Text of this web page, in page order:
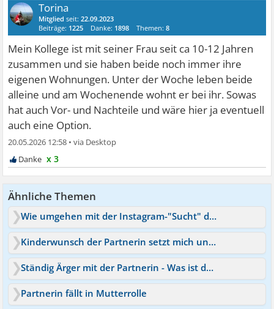
Torina
Mitglied seit:22.09.2023
Beiträge: 1225 Danke: 1898 Themen:8
Mein Kollege ist mit seiner Frau seit ca 10-12 Jahren
zusammen und sie haben beide noch immer ihre
eigenen Wohnungen. Unter der Woche leben beide
alleine und am Wochenende wohnt er bei ihr. Sowas
hat auch Vor- und Nachteile und wäre hier ja eventuell
auch eine Option.
20.05.2026 12:58 •
x 3
Ähnliche Themen
Wie umgehen mit der Instagram-"Sucht" der neuen Partnerin?
Kinderwunsch der Partnerin setzt mich unter Druck
Ständig Ärger mit der Partnerin - Was ist das denn?
Partnerin fällt in Mutterrolle